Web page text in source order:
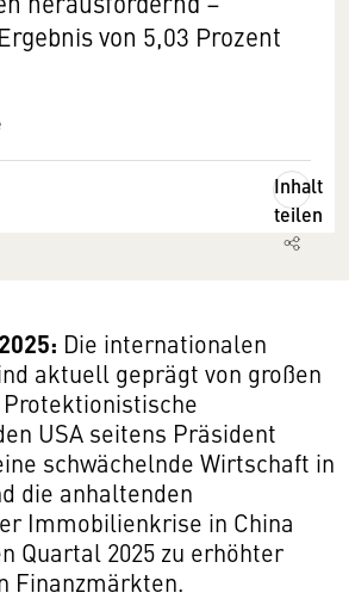
von 5,03 Prozent
Inhalt
teilen
Die internationalen
aktuell geprägt von großen
USA seitens Präsident
schwächelnde Wirtschaft in
die anhaltenden
Immobilienkrise in China
Quartal 2025 zu erhöhter
Finanzmärkten.